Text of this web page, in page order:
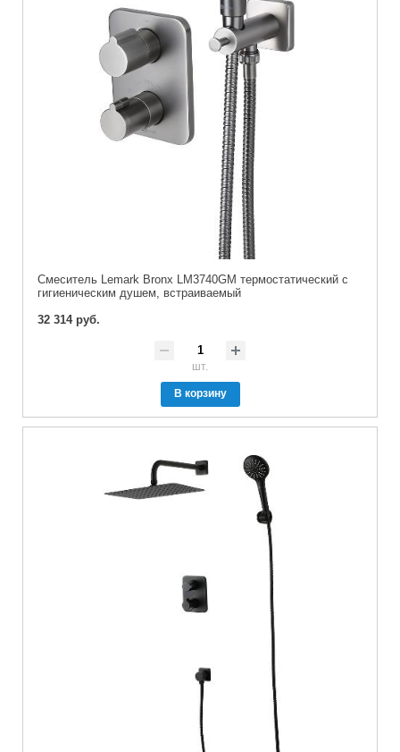
Cмеситель Lemark Bronx LM3740GM термостатический с
гигиеническим душем, встраиваемый
32 314 руб.
шт.
В корзину